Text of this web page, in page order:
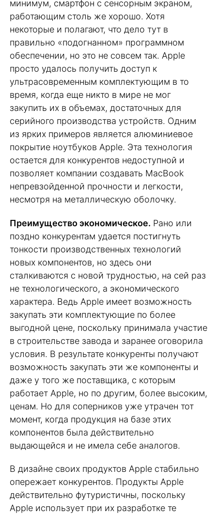
минимум, смартфон с сенсорным экраном,
работающим столь же хорошо. Хотя
некоторые и полагают, что дело тут в
правильно «подогнанном» программном
обеспечении, но это не совсем так. Apple
просто удалось получить доступ к
ультрасовременным комплектующим в то
время, когда еще никто в мире не мог
закупить их в объемах, достаточных для
серийного производства устройств. Одним
из ярких примеров является алюминиевое
покрытие ноутбуков Apple. Эта технология
остается для конкурентов недоступной и
позволяет компании создавать MacBook
непревзойденной прочности и легкости,
несмотря на металлическую оболочку.
Преимущество экономическое. Рано или
поздно конкурентам удается постигнуть
тонкости производственных технологий
новых компонентов, но здесь они
сталкиваются с новой трудностью, на сей раз
не технологического, а экономического
характера. Ведь Apple имеет возможность
закупать эти комплектующие по более
выгодной цене, поскольку принимала участие
в строительстве завода и заранее оговорила
условия. В результате конкуренты получают
возможность закупать эти же компоненты и
даже у того же поставщика, с которым
работает Apple, но по другим, более высоким,
ценам. Но для соперников уже утрачен тот
момент, когда продукция на базе этих
компонентов была действительно
выдающейся и не имела себе аналогов.
В дизайне своих продуктов Apple стабильно
опережает конкурентов. Продукты Apple
действительно футуристичны, поскольку
Apple использует при их разработке те